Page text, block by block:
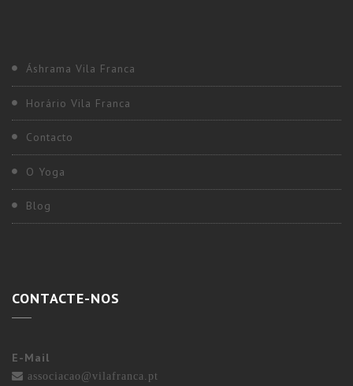
Áshrama Vila Franca
Horário Vila Franca
Contacto
O Yoga
Blog
CONTACTE-NOS
E-Mail
associacao@vilafranca.pt